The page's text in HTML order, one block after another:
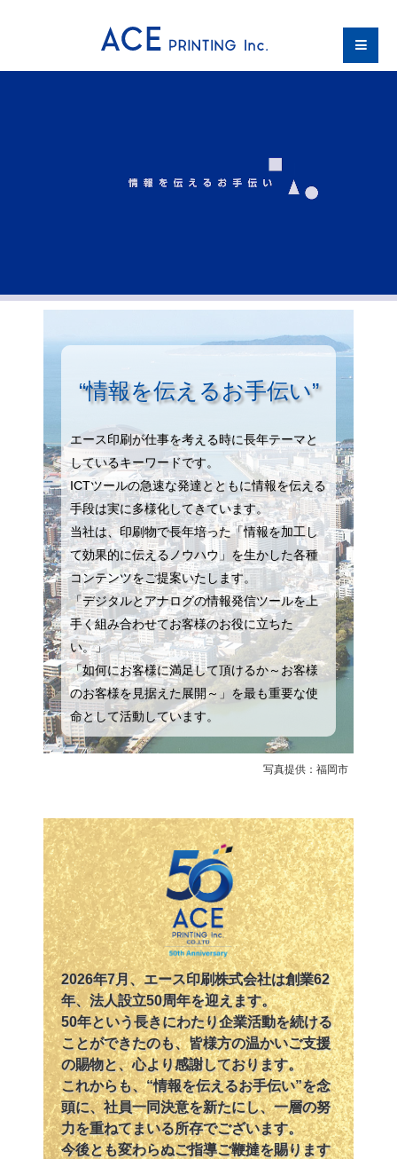
“情報を伝えるお手伝い”
エース印刷が仕事を考える時に長年テーマと
しているキーワードです。
ICTツールの急速な発達とともに情報を伝える
手段は実に多様化してきています。
当社は、印刷物で長年培った「情報を加工し
て効果的に伝えるノウハウ」を生かした各種
コンテンツをご提案いたします。
「デジタルとアナログの情報発信ツールを上
手く組み合わせてお客様のお役に立ちた
い。」
「如何にお客様に満足して頂けるか～お客様
のお客様を見据えた展開～」を最も重要な使
命として活動しています。
写真提供：福岡市
2026年7月、エース印刷株式会社は創業62
年、法人設立50周年を迎えます。
50年という長きにわたり企業活動を続ける
ことができたのも、皆様方の温かいご支援
の賜物と、心より感謝しております。
これからも、“情報を伝えるお手伝い”を念
頭に、社員一同決意を新たにし、一層の努
力を重ねてまいる所存でございます。
今後とも変わらぬご指導ご鞭撻を賜ります